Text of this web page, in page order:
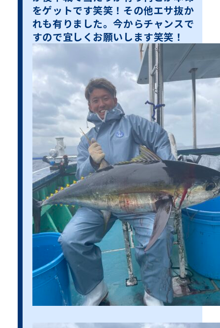
をゲットです笑笑！その他エサ抜か
れも有りました。今からチャンスで
すので宜しくお願いします笑笑！